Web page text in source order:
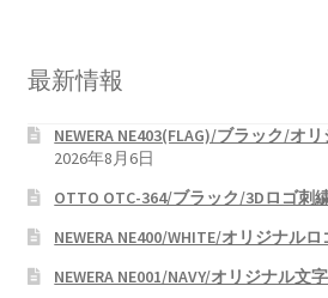
最新情報
NEWERA NE403(FLAG)/ブラック/オ
2026年8月6日
OTTO OTC-364/ブラック/3Dロゴ刺
NEWERA NE400/WHITE/オリジナル
NEWERA NE001/NAVY/オリジナル文